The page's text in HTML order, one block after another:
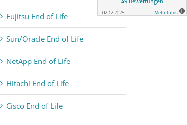
Fujitsu End of Life
Sun/Oracle End of Life
NetApp End of Life
Hitachi End of Life
Cisco End of Life